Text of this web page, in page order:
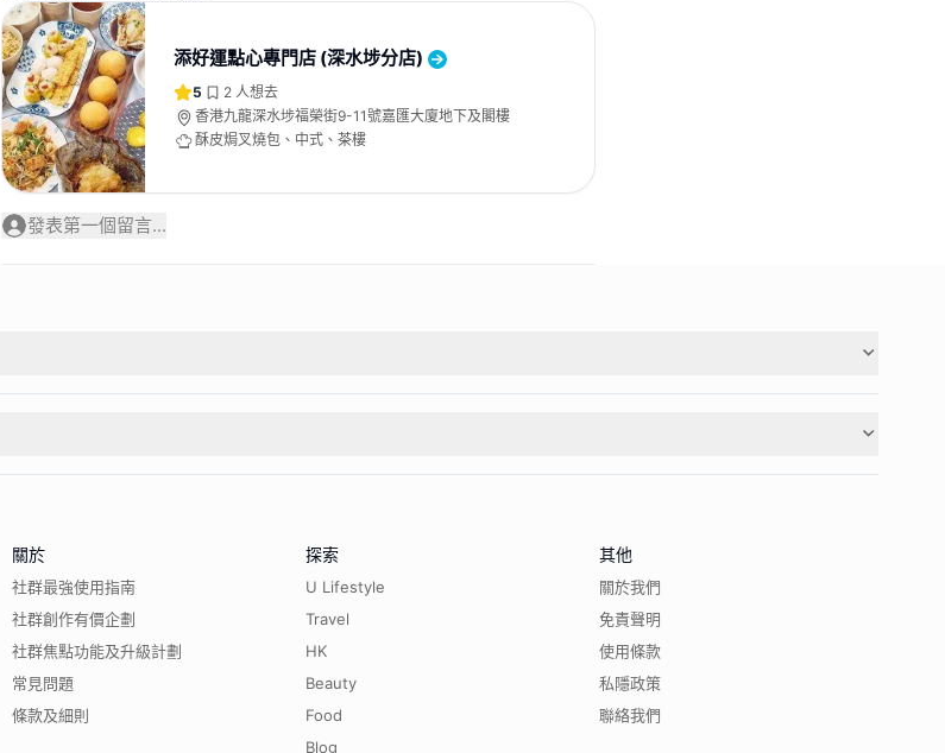
添好運點心專門店 (深水埗分店)
5 2 人想去
香港九龍深水埗福榮街9-11號嘉匯大廈地下及閣樓
酥皮焗叉燒包、中式、茶樓
發表第一個留言...
關於
社群最強使用指南
社群創作有價企劃
社群焦點功能及升級計劃
常見問題
條款及細則
探索
U Lifestyle
Travel
HK
Beauty
Food
Blog
其他
關於我們
免責聲明
使用條款
私隱政策
聯絡我們